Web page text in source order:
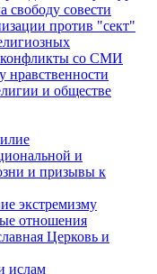
свободу совести
против "сект"
конфликты со СМИ
нравственности
и обществе
и
и призывы к
экстремизму
отношения
Церковь и
ислам